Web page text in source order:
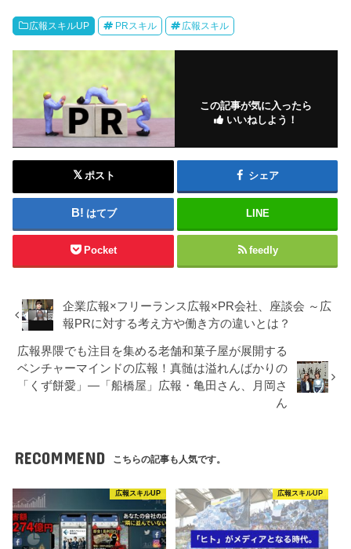
広報スキルUP PRスキル 広報スキル
この記事が気に入ったら
いいねしよう！
ポスト シェア
はてブ LINE
Pocket feedly
企業広報×フリーランス広報×PR会社、座談会 ～広
報PRに対する考え方や働き方の違いとは？
広報界隈でも注目を集める老舗和菓子屋が展開する
ベンチャーマインドの広報！真髄は溢れんばかりの
「くず餅愛」—「船橋屋」広報・亀田さん、月岡さ
ん
RECOMMEND こちらの記事も人気です。
広報スキルUP 広報スキルUP